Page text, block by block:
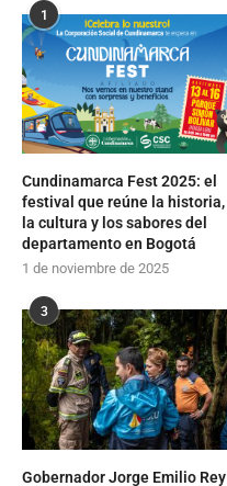
1
Cundinamarca Fest 2025: el
festival que reúne la historia,
la cultura y los sabores del
departamento en Bogotá
1 de noviembre de 2025
3
Gobernador Jorge Emilio Rey